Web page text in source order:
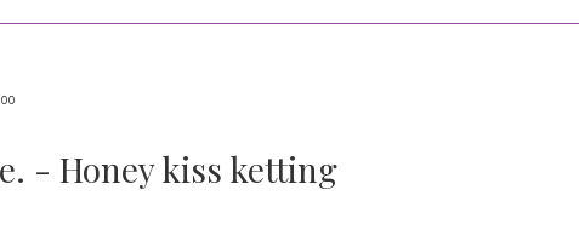
00
- Honey kiss ketting